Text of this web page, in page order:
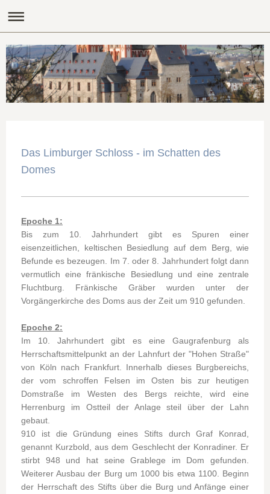
Das Limburger Schloss - im Schatten des
Domes
Epoche 1:
Bis zum 10. Jahrhundert gibt es Spuren einer
eisenzeitlichen, keltischen Besiedlung auf dem Berg, wie
Befunde es bezeugen. Im 7. oder 8. Jahrhundert folgt dann
vermutlich eine fränkische Besiedlung und eine zentrale
Fluchtburg. Fränkische Gräber wurden unter der
Vorgängerkirche des Doms aus der Zeit um 910 gefunden.
Epoche 2:
Im 10. Jahrhundert gibt es eine Gaugrafenburg als
Herrschaftsmittelpunkt an der Lahnfurt der "Hohen Straße"
von Köln nach Frankfurt. Innerhalb dieses Burgbereichs,
der vom schroffen Felsen im Osten bis zur heutigen
Domstraße im Westen des Bergs reichte, wird eine
Herrenburg im Ostteil der Anlage steil über der Lahn
gebaut.
910 ist die Gründung eines Stifts durch Graf Konrad,
genannt Kurzbold, aus dem Geschlecht der Konradiner. Er
stirbt 948 und hat seine Grablege im Dom gefunden.
Weiterer Ausbau der Burg um 1000 bis etwa 1100. Beginn
der Herrschaft des Stifts über die Burg und Anfänge einer